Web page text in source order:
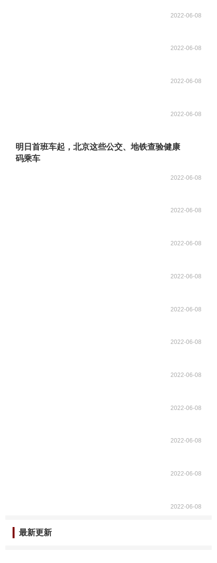
2022-06-08
2022-06-08
2022-06-08
2022-06-08
明日首班车起，北京这些公交、地铁查验健康
码乘车
2022-06-08
2022-06-08
2022-06-08
2022-06-08
2022-06-08
2022-06-08
2022-06-08
2022-06-08
2022-06-08
2022-06-08
2022-06-08
最新更新